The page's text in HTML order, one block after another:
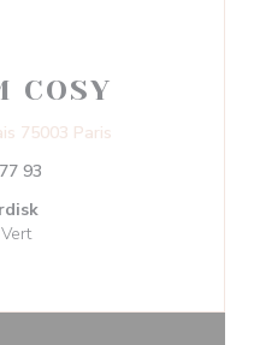
COSY
75003 Paris((åpner i et nytt
93